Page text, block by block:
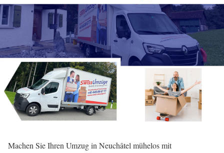
Machen Sie Ihren Umzug in Neuchâtel mühelos mit